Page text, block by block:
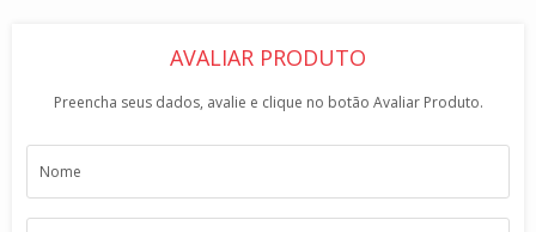
AVALIAR PRODUTO
Preencha seus dados, avalie e clique no botão Avaliar Produto.